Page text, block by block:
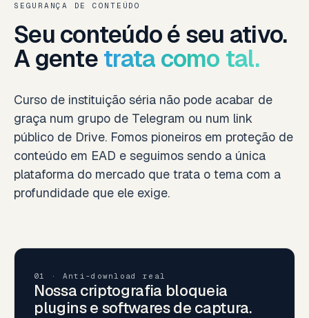
SEGURANÇA DE CONTEÚDO
Seu conteúdo é seu ativo.
A gente trata como tal.
Curso de instituição séria não pode acabar de
graça num grupo de Telegram ou num link
público de Drive. Fomos pioneiros em proteção de
conteúdo em EAD e seguimos sendo a única
plataforma do mercado que trata o tema com a
profundidade que ele exige.
01 · Anti-download real
Nossa criptografia bloqueia
plugins e softwares de captura.